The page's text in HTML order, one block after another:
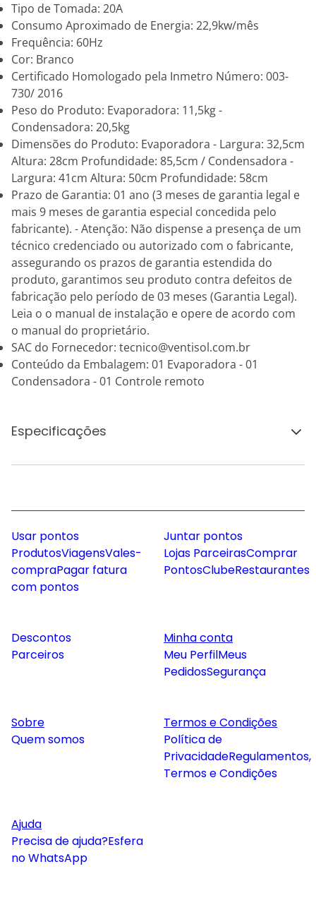
Tipo de Tomada: 20A
Consumo Aproximado de Energia: 22,9kw/mês
Frequência: 60Hz
Cor: Branco
Certificado Homologado pela Inmetro Número: 003-
730/ 2016
Peso do Produto: Evaporadora: 11,5kg -
Condensadora: 20,5kg
Dimensões do Produto: Evaporadora - Largura: 32,5cm
Altura: 28cm Profundidade: 85,5cm / Condensadora -
Largura: 41cm Altura: 50cm Profundidade: 58cm
Prazo de Garantia: 01 ano (3 meses de garantia legal e
mais 9 meses de garantia especial concedida pelo
fabricante). - Atenção: Não dispense a presença de um
técnico credenciado ou autorizado com o fabricante,
assegurando os prazos de garantia estendida do
produto, garantimos seu produto contra defeitos de
fabricação pelo período de 03 meses (Garantia Legal).
Leia o o manual de instalação e opere de acordo com
o manual do proprietário.
SAC do Fornecedor: tecnico@ventisol.com.br
Conteúdo da Embalagem: 01 Evaporadora - 01
Condensadora - 01 Controle remoto
Especificações
Usar pontos
ProdutosViagensVales-
compraPagar fatura
com pontos
Juntar pontos
Lojas ParceirasComprar
PontosClubeRestaurantes
Descontos
Parceiros
Minha conta
Meu PerfilMeus
PedidosSegurança
Sobre
Quem somos
Termos e Condições
Política de
PrivacidadeRegulamentos,
Termos e Condições
Ajuda
Precisa de ajuda?Esfera
no WhatsApp